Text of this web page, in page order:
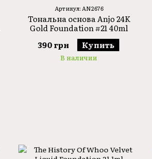
Артикул: AN2676
Тональна основа Anjo 24K
Gold Foundation #21 40ml
390 грн
Купить
В наличии